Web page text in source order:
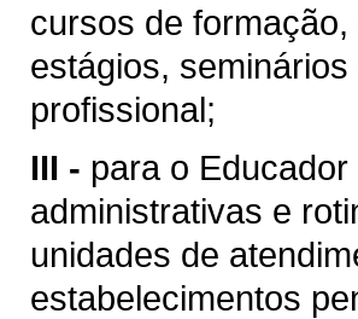
cursos de
estágios,
profissional;
III - para o
administrativas e
unidades de
estabelecimentos